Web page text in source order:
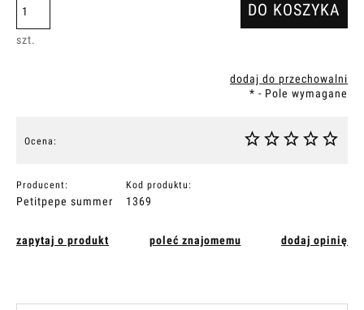
szt.
DO KOSZYKA
dodaj do przechowalni
* - Pole wymagane
Ocena:
Producent:
Petitpepe summer
Kod produktu:
1369
zapytaj o produkt poleć znajomemu dodaj opinię